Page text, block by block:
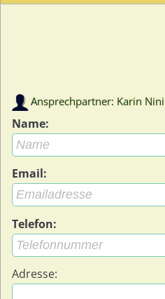
Ansprechpartner: Karin Nini
Name:
Email:
Telefon:
Adresse: